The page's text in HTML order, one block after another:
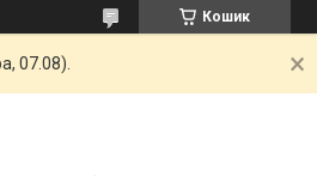
Кошик
07.08).